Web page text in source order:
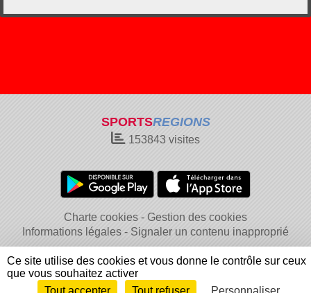
SPORTSREGIONS
153843 visites
Charte cookies
Gestion des cookies
Informations légales
Signaler un contenu inapproprié
Ce site utilise des cookies et vous donne le contrôle sur ceux
que vous souhaitez activer
Tout accepter
Tout refuser Personnaliser